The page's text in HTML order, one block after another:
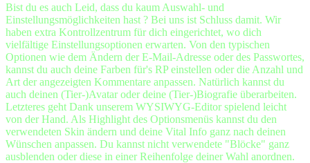
Bist du es auch Leid, dass du kaum Auswahl- und
Einstellungsmöglichkeiten hast ? Bei uns ist Schluss damit. Wir
haben extra Kontrollzentrum für dich eingerichtet, wo dich
vielfältige Einstellungsoptionen erwarten. Von den typischen
Optionen wie dem Ändern der E-Mail-Adresse oder des Passwortes,
kannst du auch deine Farben für's RP einstellen oder die Anzahl und
Art der angezeigten Kommentare anpassen. Natürlich kannst du
auch deinen (Tier-)Avatar oder deine (Tier-)Biografie überarbeiten.
Letzteres geht Dank unserem WYSIWYG-Editor spielend leicht
von der Hand. Als Highlight des Optionsmenüs kannst du den
verwendeten Skin ändern und deine Vital Info ganz nach deinen
Wünschen anpassen. Du kannst nicht verwendete "Blöcke" ganz
ausblenden oder diese in einer Reihenfolge deiner Wahl anordnen.